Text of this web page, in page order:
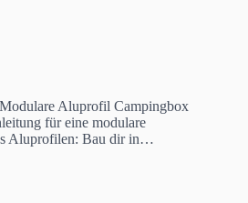
Aluprofil Campingbox
für eine modulare
Aluprofilen: Bau dir in…